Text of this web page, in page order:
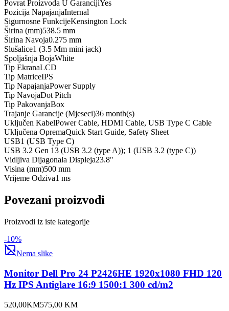
Povrat Proizvoda U GarancijiYes
Pozicija NapajanjaInternal
Sigurnosne FunkcijeKensington Lock
Širina (mm)538.5 mm
Širina Navoja0.275 mm
Slušalice1 (3.5 Mm mini jack)
Spoljašnja BojaWhite
Tip EkranaLCD
Tip MatriceIPS
Tip NapajanjaPower Supply
Tip NavojaDot Pitch
Tip PakovanjaBox
Trajanje Garancije (Mjeseci)36 month(s)
Uključen KabelPower Cable, HDMI Cable, USB Type C Cable
Uključena OpremaQuick Start Guide, Safety Sheet
USB1 (USB Type C)
USB 3.2 Gen 13 (USB 3.2 (type A)); 1 (USB 3.2 (type C))
Vidljiva Dijagonala Displeja23.8"
Visina (mm)500 mm
Vrijeme Odziva1 ms
Povezani proizvodi
Proizvodi iz iste kategorije
-10%
Nema slike
Monitor Dell Pro 24 P2426HE 1920x1080 FHD 120
Hz IPS Antiglare 16:9 1500:1 300 cd/m2
520,00KM575,00 KM